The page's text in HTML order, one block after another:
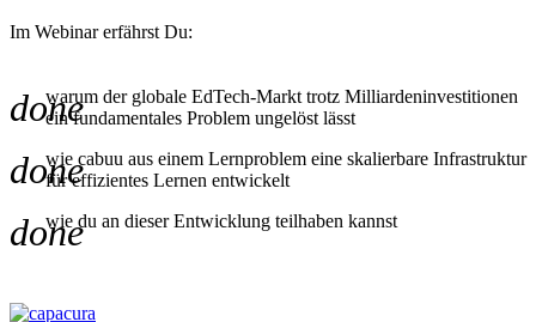
Im Webinar erfährst Du:
donewarum der globale EdTech-Markt trotz Milliardeninvestitionen
ein fundamentales Problem ungelöst lässt
donewie cabuu aus einem Lernproblem eine skalierbare Infrastruktur
für effizientes Lernen entwickelt
donewie du an dieser Entwicklung teilhaben kannst